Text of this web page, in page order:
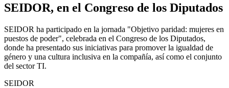
SEIDOR, en el Congreso de los Diputados
SEIDOR ha participado en la jornada "Objetivo paridad: mujeres en
puestos de poder", celebrada en el Congreso de los Diputados,
donde ha presentado sus iniciativas para promover la igualdad de
género y una cultura inclusiva en la compañía, así como el conjunto
del sector TI.
SEIDOR